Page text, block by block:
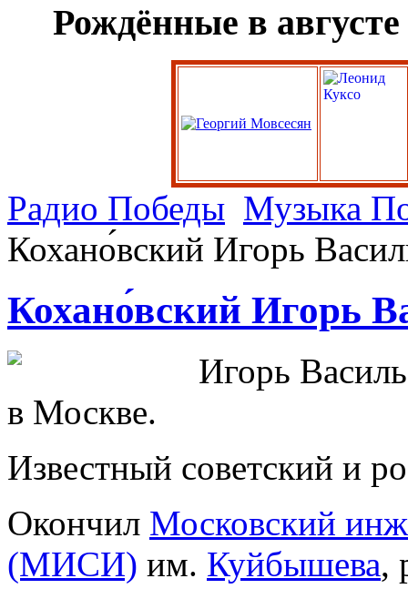
Рождённые в августе
Радио Победы Музыка
Кохано́вский Игорь
Кохано́вский Игорь
Игорь
в Москве.
Известный советский и
Окончил Московский
(МИСИ) им. Куйбышева,